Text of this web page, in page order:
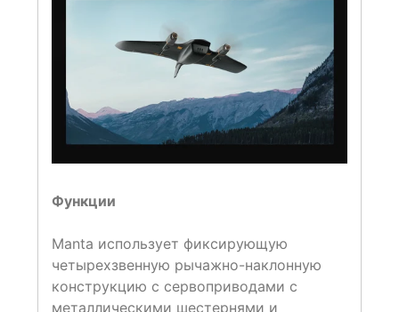
Функции
Manta использует фиксирующую
четырехзвенную рычажно-наклонную
конструкцию с сервоприводами с
металлическими шестернями и